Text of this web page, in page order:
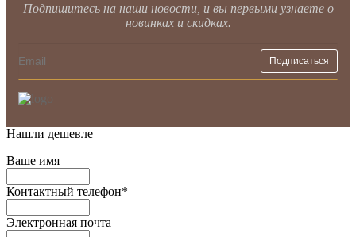
Подпишитесь на наши новости, и вы первыми узнаете о
новинках и скидках.
Нашли дешевле
Ваше имя
Контактный телефон*
Электронная почта